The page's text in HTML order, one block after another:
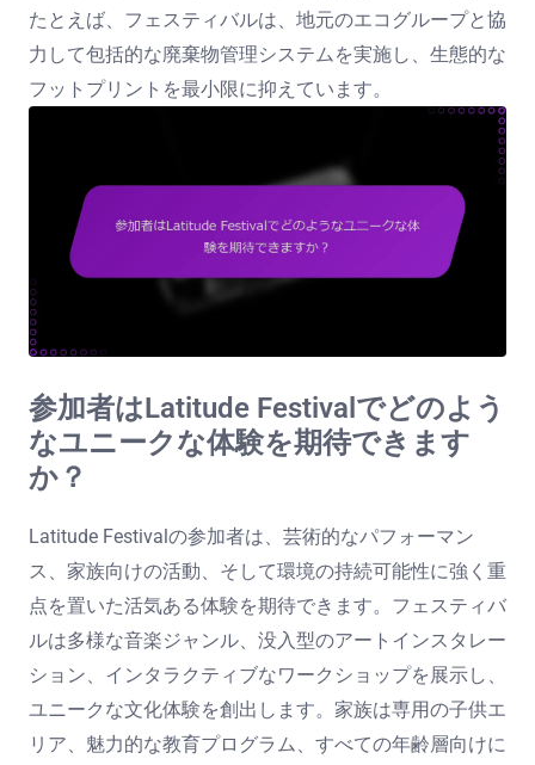
たとえば、フェスティバルは、地元のエコグループと協
力して包括的な廃棄物管理システムを実施し、生態的な
フットプリントを最小限に抑えています。
参加者はLatitude Festivalでどのよう
なユニークな体験を期待できます
か？
Latitude Festivalの参加者は、芸術的なパフォーマン
ス、家族向けの活動、そして環境の持続可能性に強く重
点を置いた活気ある体験を期待できます。フェスティバ
ルは多様な音楽ジャンル、没入型のアートインスタレー
ション、インタラクティブなワークショップを展示し、
ユニークな文化体験を創出します。家族は専用の子供エ
リア、魅力的な教育プログラム、すべての年齢層向けに